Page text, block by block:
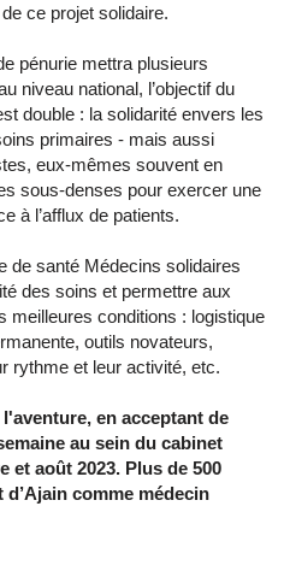
ce projet solidaire.
pénurie mettra plusieurs
niveau national, l’objectif du
double : la solidarité envers les
primaires - mais aussi
eux-mêmes souvent en
sous-denses pour exercer une
à l’afflux de patients.
de santé Médecins solidaires
des soins et permettre aux
meilleures conditions : logistique
outils novateurs,
rythme et leur activité, etc.
en acceptant de
au sein du cabinet
et août 2023. Plus de 500
comme médecin